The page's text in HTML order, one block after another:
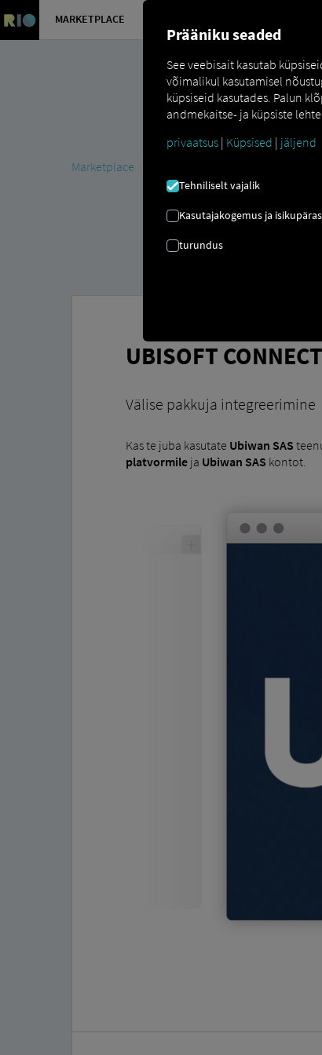
MARKETPLACE
Marketplace
UBISOFT CONNECT
Välise pakkuja integreerimine
Kas te juba kasutate Ubiwan SAS
platvormileja Ubiwan SAS kontot.
Prääniku seaded
See veebisait kasutab
võimalikul kasutamisel
küpsiseid kasutades. Palun
andmekaitse- ja küpsiste
privaatsus | Küpsised | jäljend
Tehniliselt vajalik
Kasutajakogemus ja
turundus